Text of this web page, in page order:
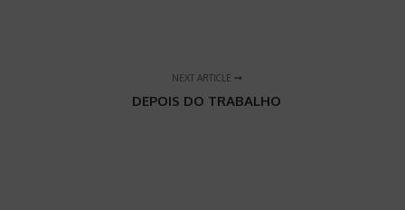
NEXT ARTICLE
DEPOIS DO TRABALHO